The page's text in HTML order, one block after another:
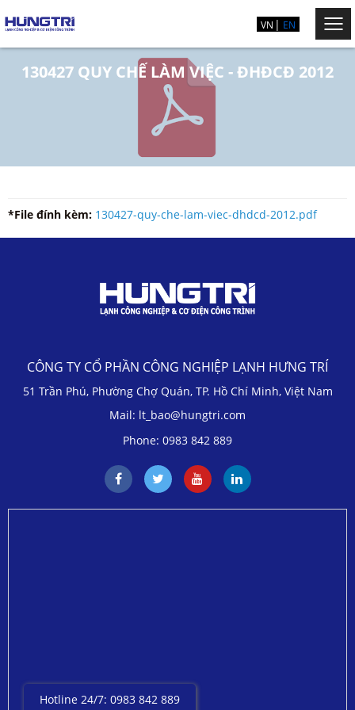
VN EN
130427 QUY CHẾ LÀM VIỆC - ĐHĐCĐ 2012
*File đính kèm: 130427-quy-che-lam-viec-dhdcd-2012.pdf
Hotline 24/7: 0983 842 889
CÔNG TY CỔ PHẦN CÔNG NGHIỆP LẠNH HƯNG TRÍ
51 Trần Phú, Phường Chợ Quán, TP. Hồ Chí Minh, Việt Nam
Mail: lt_bao@hungtri.com
Phone: 0983 842 889